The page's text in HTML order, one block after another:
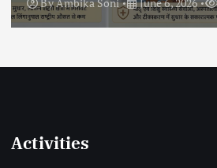
Activities